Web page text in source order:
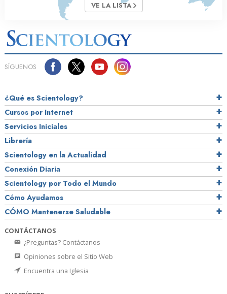
VE LA LISTA
SÍGUENOS
¿Qué es Scientology?
Cursos por Internet
Servicios Iniciales
Librería
Scientology en la Actualidad
Conexión Diaria
Scientology por Todo el Mundo
Cómo Ayudamos
CÓMO Mantenerse Saludable
CONTÁCTANOS
¿Preguntas? Contáctanos
Opiniones sobre el Sitio Web
Encuentra una Iglesia